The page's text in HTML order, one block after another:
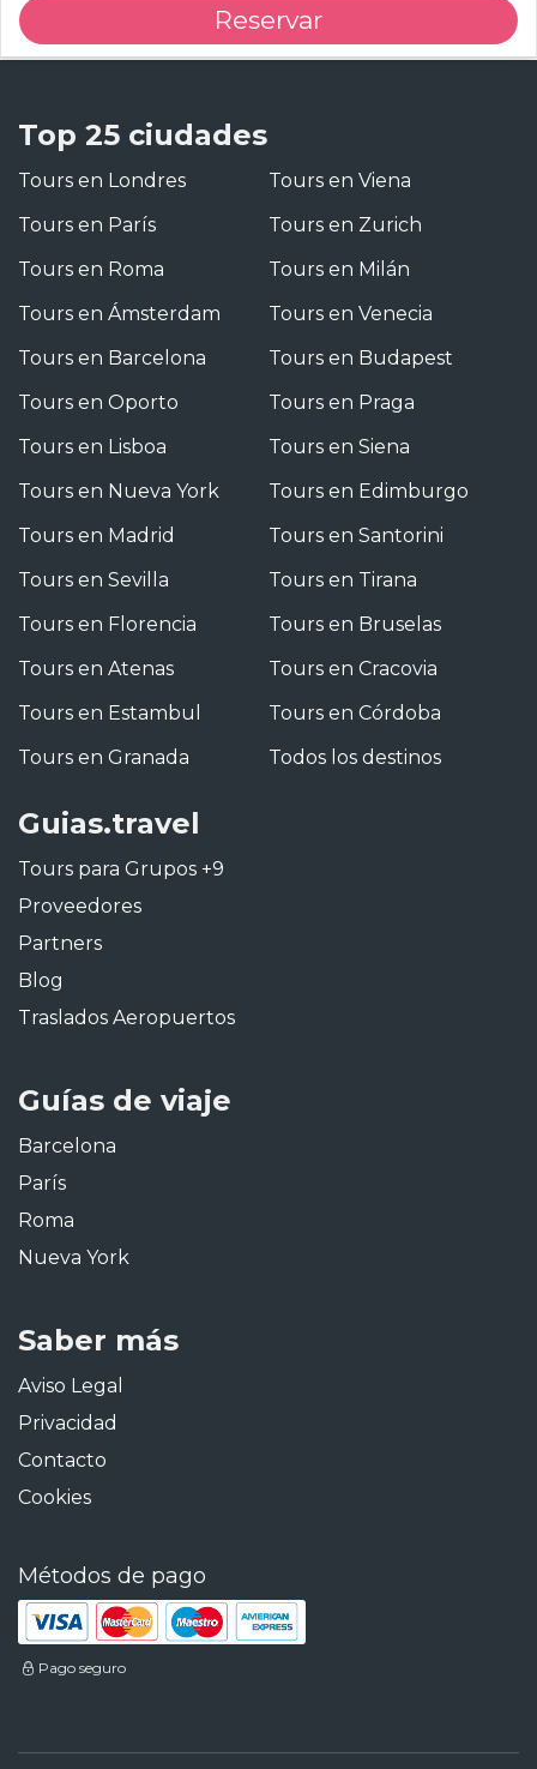
Reservar
Top 25 ciudades
Tours en Londres
Tours en París
Tours en Roma
Tours en Ámsterdam
Tours en Barcelona
Tours en Oporto
Tours en Lisboa
Tours en Nueva York
Tours en Madrid
Tours en Sevilla
Tours en Florencia
Tours en Atenas
Tours en Estambul
Tours en Granada
Tours en Viena
Tours en Zurich
Tours en Milán
Tours en Venecia
Tours en Budapest
Tours en Praga
Tours en Siena
Tours en Edimburgo
Tours en Santorini
Tours en Tirana
Tours en Bruselas
Tours en Cracovia
Tours en Córdoba
Todos los destinos
Guias.travel
Tours para Grupos +9
Proveedores
Partners
Blog
Traslados Aeropuertos
Guías de viaje
Barcelona
París
Roma
Nueva York
Saber más
Aviso Legal
Privacidad
Contacto
Cookies
Métodos de pago
Pago seguro